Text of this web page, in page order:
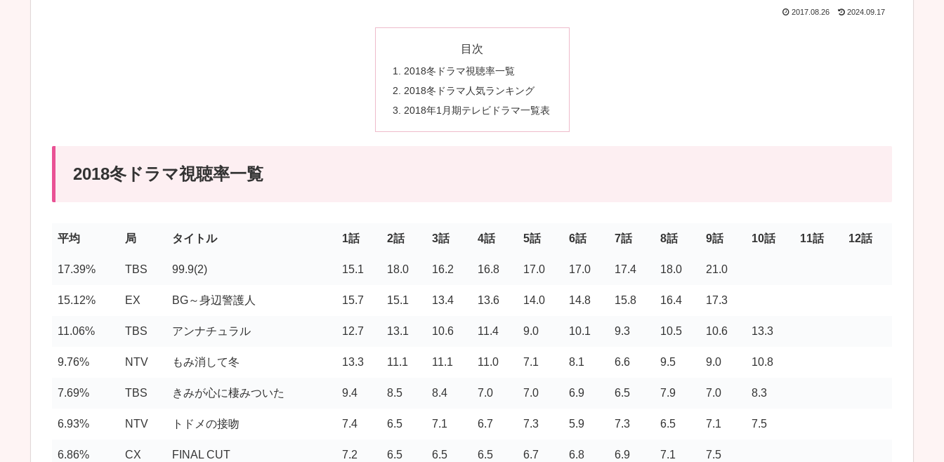
2017.08.26 2024.09.17
目次
2018冬ドラマ視聴率一覧
2018冬ドラマ人気ランキング
2018年1月期テレビドラマ一覧表
2018冬ドラマ視聴率一覧
平均 局 タイトル 1話 2話 3話 4話 5話 6話 7話 8話 9話 10話 11話 12話
17.39% TBS 99.9(2) 15.1 18.0 16.2 16.8 17.0 17.0 17.4 18.0 21.0
15.12% EX BG～身辺警護人 15.7 15.1 13.4 13.6 14.0 14.8 15.8 16.4 17.3
11.06% TBS アンナチュラル 12.7 13.1 10.6 11.4 9.0 10.1 9.3 10.5 10.6 13.3
9.76% NTV もみ消して冬 13.3 11.1 11.1 11.0 7.1 8.1 6.6 9.5 9.0 10.8
7.69% TBS きみが心に棲みついた 9.4 8.5 8.4 7.0 7.0 6.9 6.5 7.9 7.0 8.3
6.93% NTV トドメの接吻 7.4 6.5 7.1 6.7 7.3 5.9 7.3 6.5 7.1 7.5
6.86% CX FINAL CUT 7.2 6.5 6.5 6.5 6.7 6.8 6.9 7.1 7.5